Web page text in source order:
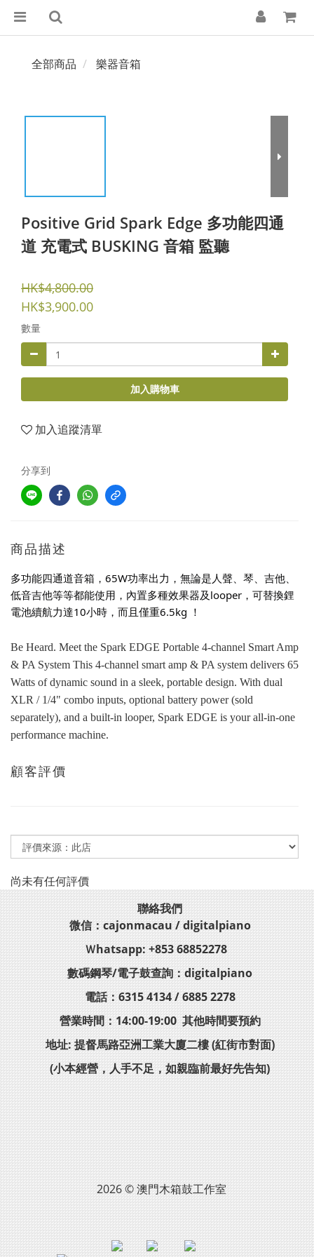
全部商品 樂器音箱
Positive Grid Spark Edge 多功能四通
道 充電式 BUSKING 音箱 監聽
HK$4,800.00
HK$3,900.00
數量
加入購物車
加入追蹤清單
分享到
商品描述
多功能四通道音箱，65W功率出力，無論是人聲、琴、吉他、
低音吉他等等都能使用，內置多種效果器及looper，可替換鋰
電池續航力達10小時，而且僅重6.5kg ！
Be Heard. Meet the Spark EDGE Portable 4-channel Smart Amp
& PA System This 4-channel smart amp & PA system delivers 65
Watts of dynamic sound in a sleek, portable design. With dual
XLR / 1/4" combo inputs, optional battery power (sold
separately), and a built-in looper, Spark EDGE is your all-in-one
performance machine.
顧客評價
尚未有任何評價
聯絡我們
微信：cajonmacau / digitalpiano
Ｗhatsapp: +853 68852278
數碼鋼琴/電子鼓查詢：digitalpiano
電話：6315 4134 / 6885 2278
營業時間：14:00-19:00 其他時間要預約
地址: 提督馬路亞洲工業大廈二樓 (紅街市對面)
(小本經營，人手不足，如親臨前最好先告知)
2026 © 澳門木箱鼓工作室